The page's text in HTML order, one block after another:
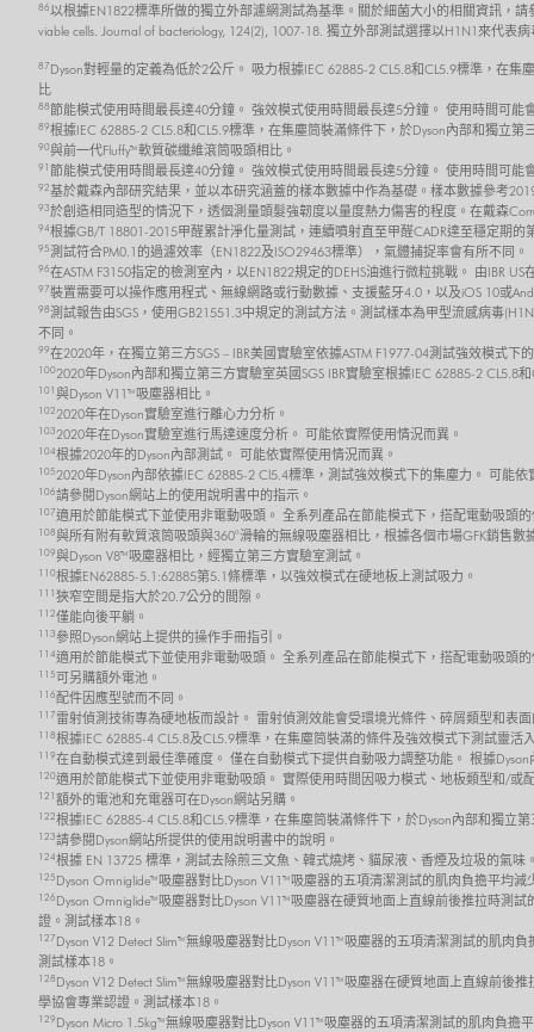
86以根據EN1822標準所做的獨立外部濾網測試為基準。關於細菌大小的相關資訊，請參
viable cells. Journal of bacteriology, 124(2), 1007-18. 獨立外部測試選擇以H1N1來代表
87 Dyson對輕量的定義為低於2公斤。 吸力根據IEC 62885-2 CL5.8和CL5.9標準，在
比
88節能模式使用時間最長達40分鐘。 強效模式使用時間最長達5分鐘。 使用時間可能
89根據IEC 62885-2 CL5.8和CL5.9標準，在集塵筒裝滿條件下，於Dyson內部和獨立
90與前一代Fluffy™軟質碳纖維滾筒吸頭相比。
91 節能模式使用時間最長達40分鐘。 強效模式使用時間最長達5分鐘。 使用時間可能
92基於戴森內部研究結果，並以本研究涵蓋的樣本數據中作為基礎。樣本數據參考
93於創造相同造型的情況下，透個測量頭髮強韌度以量度熱力傷害的程度。在戴森
94根據GB/T 18801-2015甲醛累計淨化量測試，連續噴射直至甲醛CADR達至穩定期
95 測試符合PM0.1的過濾效率（EN1822及ISO29463標準），氣體捕捉率會有所不同。
96在ASTM F3150指定的檢測室內，以EN1822規定的DEHS油進行微粒挑戰。 由IBR
97裝置需要可以操作應用程式、無線網路或行動數據、支援藍牙4.0，以及iOS 10或
98 測試報告由SGS，使用GB21551.3中規定的測試方法。測試樣本為甲型流感病毒
不同。
99在2020年，在獨立第三方SGS – IBR美國實驗室依據ASTM F1977-04測試強效模式下
1002020年Dyson內部和獨立第三方實驗室英國SGS IBR實驗室根據IEC 62885-2
101 與Dyson V11™吸塵器相比。
1022020年在Dyson實驗室進行離心力分析。
1032020年在Dyson實驗室進行馬達速度分析。 可能依實際使用情況而異。
104根據2020年的Dyson內部測試。 可能依實際使用情況而異。
1052020年Dyson內部依據IEC 62885-2 Cl5.4標準，測試強效模式下的集塵力。 可能
106請參閱Dyson網站上的使用說明書中的指示。
107適用於節能模式下並使用非電動吸頭。 全系列產品在節能模式下，搭配電動吸頭
108與所有附有軟質滾筒吸頭與360°滑輪的無線吸塵器相比，根據各個市場GFK銷售數
109與Dyson V8™吸塵器相比，經獨立第三方實驗室測試。
110根據EN62885-5.1:62885第5.1條標準，以強效模式在硬地板上測試吸力。
111 狹窄空間是指大於20.7公分的間隙。
112僅能向後平躺。
113參照Dyson網站上提供的操作手冊指引。
114適用於節能模式下並使用非電動吸頭。 全系列產品在節能模式下，搭配電動吸頭
115可另購額外電池。
116配件因應型號而不同。
117 雷射偵測技術專為硬地板而設計。 雷射偵測效能會受環境光條件、碎屑類型和表
118根據IEC 62885-4 CL5.8及CL5.9標準，在集塵筒裝滿的條件及強效模式下測試靈
119在自動模式達到最佳準確度。 僅在自動模式下提供自動吸力調整功能。 根據
120適用於節能模式下並使用非電動吸頭。 實際使用時間因吸力模式、地板類型和/或
121 額外的電池和充電器可在Dyson網站另購。
122根據IEC 62885-4 CL5.8和CL5.9標準，在集塵筒裝滿條件下，於Dyson內部和獨
123請參閱Dyson網站所提供的使用說明書中的說明。
124根據 EN 13725 標準，測試去除煎三文魚、韓式燒烤、貓尿液、香煙及垃圾的氣味
125 Dyson Omniglide™吸塵器對比Dyson V11™吸塵器的五項清潔測試的肌肉負擔平均
126 Dyson Omniglide™吸塵器對比Dyson V11™吸塵器在硬質地面上直線前後推拉時測
證。測試樣本18。
127 Dyson V12 Detect Slim™ 無線吸塵器對比Dyson V11™吸塵器的五項清潔測試的肌
測試樣本18。
128 Dyson V12 Detect Slim™ 無線吸塵器對比Dyson V11™吸塵器在硬質地面上直線前
學協會專業認證。測試樣本18。
129 Dyson Micro 1.5kg™ 無線吸塵器對比Dyson V11™吸塵器的五項清潔測試的肌肉負